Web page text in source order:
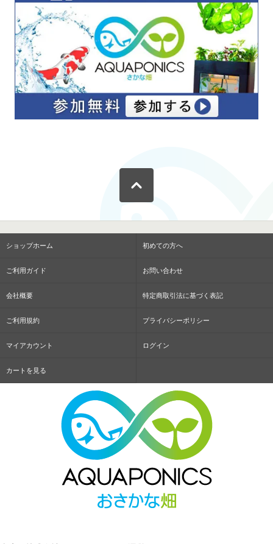
ショップホーム 初めての方へ
ご利用ガイド お問い合わせ
会社概要 特定商取引法に基づく表記
ご利用規約 プライバシーポリシー
マイアカウント ログイン
カートを見る